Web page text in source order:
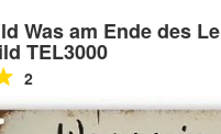
Was am Ende des
TEL3000
2